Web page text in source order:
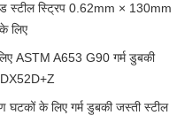
स्टील स्ट्रिप 0.62mm × 130mm
लिए
ASTM A653 G90 गर्म डुबकी
के लिए गर्म डुबकी जस्ती स्टील